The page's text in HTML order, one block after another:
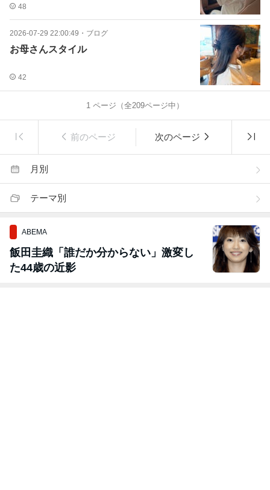
48
2026-07-29 22:00:49 ・ ブログ
お母さんスタイル
42
1 ページ（全209ページ中）
前のページ 次のページ
月別
テーマ別
ABEMA
飯田圭織「誰だか分からない」激変し
た44歳の近影